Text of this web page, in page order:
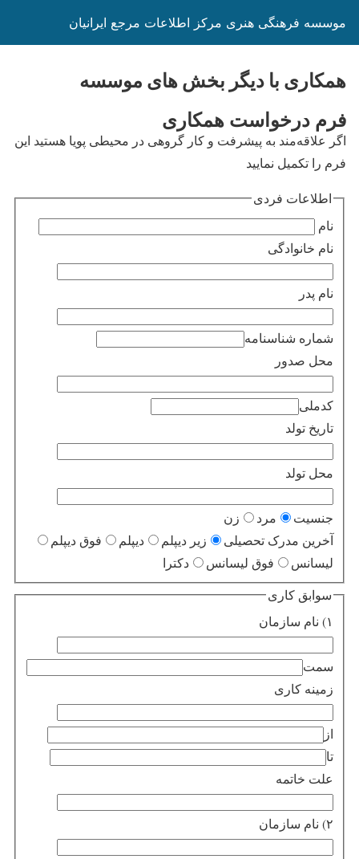
موسسه فرهنگی هنری مرکز اطلاعات مرجع ایرانیان
همکاری با دیگر بخش های موسسه
فرم درخواست همکاری ​
اگر علاقه‌مند به پیشرفت و کار گروهی در محیطی پویا هستید این
فرم را تکمیل نمایید
اطلاعات فردی
نام
نام خانوادگی
نام پدر
شماره شناسنامه
محل صدور
کدملی
تاریخ تولد
محل تولد
جنسیت مرد
زن
آخرین مدرک تحصیلی
زیر دیپلم دیپلم
فوق دیپلم
لیسانس
فوق لیسانس
دکترا
سوابق کاری
۱) نام سازمان
سمت
زمینه کاری
از
تا
علت خاتمه
۲) نام سازمان